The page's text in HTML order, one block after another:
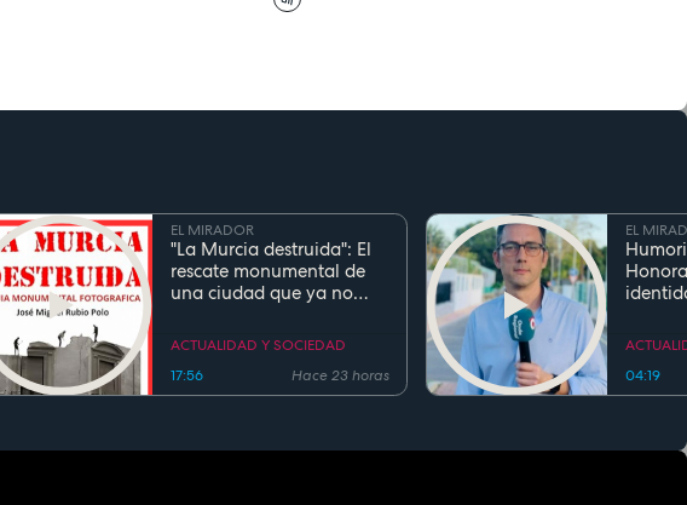
EL MIRADOR
"La Murcia destruida": El
rescate monumental de
una ciudad que ya no
ACTUALIDAD Y SOCIEDAD
17:56
Hace 23 horas
EL
Cierva
04:19